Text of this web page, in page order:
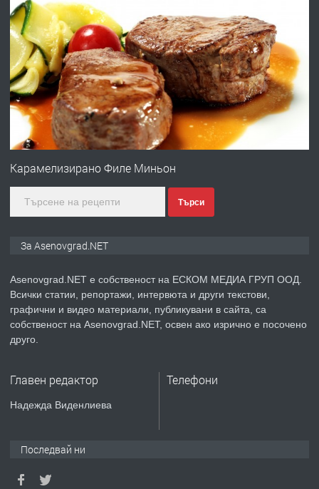
ПРЕДЛАГА
Професионална броячна машина -
със сертификат от ЕЦБ
преди 1 година
ПРЕДЛАГА
Професионална зеленчукорезачка
преди 2 години
ПРЕДЛАГА
Давам индивидуалани уроци по
ремонт на покриви
Карамелизирано Филе Миньон
Търси
За Asenovgrad.NET
Asenovgrad.NET е собственост на ЕСКОМ МЕДИА ГРУП ООД.
Всички статии, репортажи, интервюта и други текстови,
графични и видео материали, публикувани в сайта, са
собственост на Asenovgrad.NET, освен ако изрично е посочено
друго.
Главен редактор
Надежда Виденлиева
Телефони
Последвай ни